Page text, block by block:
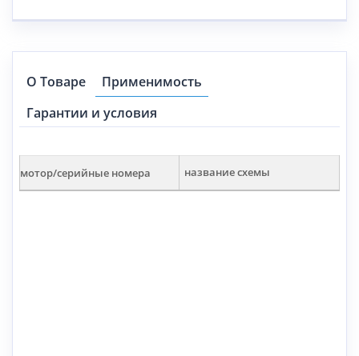
О Товаре
Применимость
Гарантии и условия
мотор/серийные номера название схемы